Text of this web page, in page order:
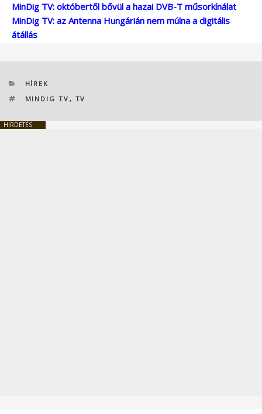
MinDig TV: októbertől bővül a hazai DVB-T műsorkínálat
MinDig TV: az Antenna Hungárián nem múlna a digitális
átállás
KATEGÓRIÁK
HÍREK
CÍMKÉK
MINDIG TV , TV
HIRDETÉS